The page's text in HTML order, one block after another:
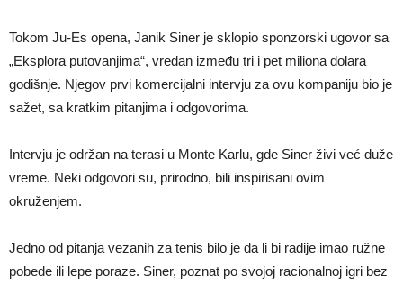
Mourinho uvodi strogu disciplinu u Real Madrid. Evo tri nova pravila.
Veliki “Here we go” malo pre ponoći – Liverpul se pojačao iz
Tokom Ju-Es opena, Janik Siner je sklopio sponzorski ugovor sa
„Eksplora putovanjima“, vredan između tri i pet miliona dolara
godišnje. Njegov prvi komercijalni intervju za ovu kompaniju bio je
sažet, sa kratkim pitanjima i odgovorima.
Intervju je održan na terasi u Monte Karlu, gde Siner živi već duže
vreme. Neki odgovori su, prirodno, bili inspirisani ovim
okruženjem.
Jedno od pitanja vezanih za tenis bilo je da li bi radije imao ružne
pobede ili lepe poraze. Siner, poznat po svojoj racionalnoj igri bez